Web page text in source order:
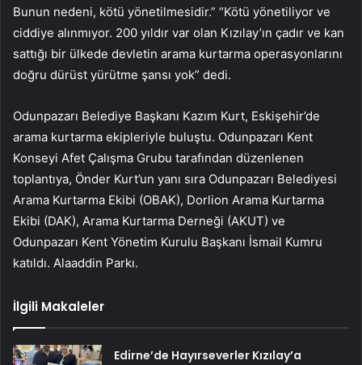
Bunun nedeni, kötü yönetilmesidir.” “Kötü yönetiliyor ve
ciddiye alınmıyor. 200 yıldır var olan Kızılay’ın çadır ve kan
sattığı bir ülkede devletin arama kurtarma operasyonlarını
doğru dürüst yürütme şansı yok” dedi.
Odunpazarı Belediye Başkanı Kazım Kurt, Eskişehir’de
arama kurtarma ekipleriyle buluştu. Odunpazarı Kent
Konseyi Afet Çalışma Grubu tarafından düzenlenen
toplantıya, Önder Kurt’un yanı sıra Odunpazarı Belediyesi
Arama Kurtarma Ekibi (OBAK), Dorlion Arama Kurtarma
Ekibi (DAK), Arama Kurtarma Derneği (AKUT) ve
Odunpazarı Kent Yönetim Kurulu Başkanı İsmail Kumru
katıldı. Alaaddin Parkı.
İlgili Makaleler
Edirne’de Hayırseverler Kızılay’a